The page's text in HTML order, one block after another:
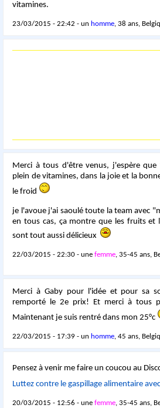
vitamines.
23/03/2015 - 22:42 - un homme, 38 ans,
Merci à tous d'être venus, j'espère
plein de vitamines, dans la joie et la
le froid
je l'avoue j'ai saoulé toute la team avec
en tous cas, ça montre que les fruits et
sont tout aussi délicieux
22/03/2015 - 22:30 - unefemme, 35-45 ans,
Merci à Gaby pour l'idée et pour sa
remporté le 2e prix! Et merci à tous
Maintenant je suis rentré dans mon 25°c
22/03/2015 - 17:39 - un homme, 45 ans,
Pensez à venir me faire un coucou au
Luttez contre le gaspillage alimentaire
20/03/2015 - 12:56 - unefemme, 35-45 ans,